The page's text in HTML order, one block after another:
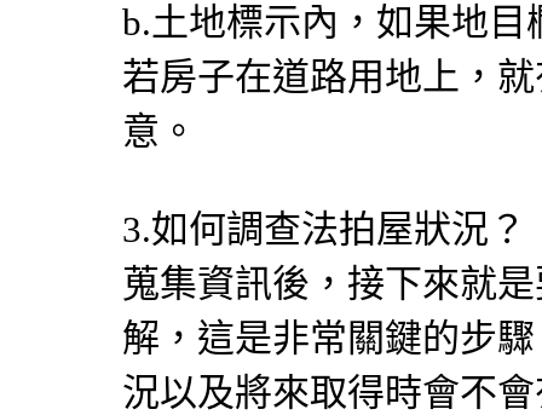
b.土地標示內，如果地
若房子在道路用地上，
意。
3.如何調查法拍屋狀況？
蒐集資訊後，接下來就
解，這是非常關鍵的步
況以及將來取得時會不